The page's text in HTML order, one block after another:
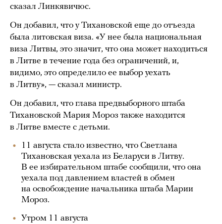
сказал Линкявичюс.
Он добавил, что у Тихановской еще до отъезда
была литовская виза. «У нее была национальная
виза Литвы, это значит, что она может находиться
в Литве в течение года без ограничений, и,
видимо, это определило ее выбор уехать
в Литву», — сказал министр.
Он добавил, что глава предвыборного штаба
Тихановской Мария Мороз также находится
в Литве вместе с детьми.
11 августа стало известно, что Светлана
Тихановская уехала из Беларуси в Литву.
В ее избирательном штабе сообщили, что она
уехала под давлением властей в обмен
на освобождение начальника штаба Марии
Мороз.
Утром 11 августа